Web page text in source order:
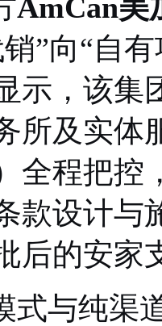
AmCan美
”向“自
示，该集
所及实体
全程把
款设计与
后的安家
式与纯渠